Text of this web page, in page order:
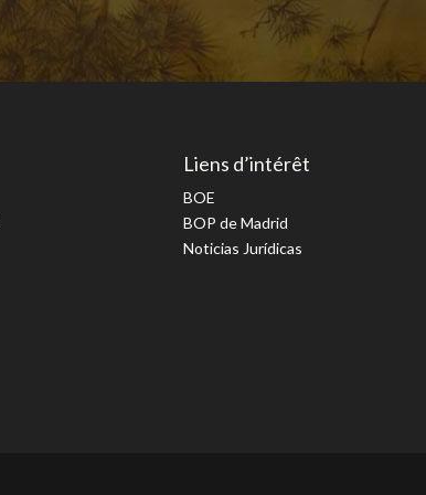
Liens d’intérêt
BOE
BOP de Madrid
Noticias Jurídicas